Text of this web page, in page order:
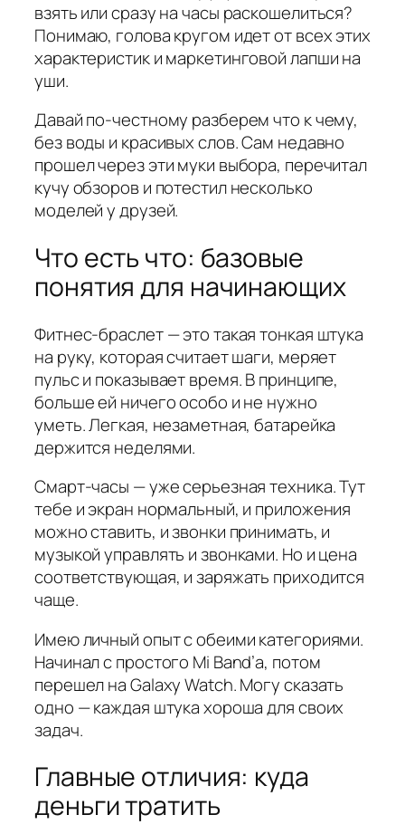
взять или сразу на часы раскошелиться?
Понимаю, голова кругом идет от всех этих
характеристик и маркетинговой лапши на
уши.
Давай по-честному разберем что к чему,
без воды и красивых слов. Сам недавно
прошел через эти муки выбора, перечитал
кучу обзоров и потестил несколько
моделей у друзей.
Что есть что: базовые
понятия для начинающих
Фитнес-браслет — это такая тонкая штука
на руку, которая считает шаги, меряет
пульс и показывает время. В принципе,
больше ей ничего особо и не нужно
уметь. Легкая, незаметная, батарейка
держится неделями.
Смарт-часы — уже серьезная техника. Тут
тебе и экран нормальный, и приложения
можно ставить, и звонки принимать, и
музыкой управлять и звонками. Но и цена
соответствующая, и заряжать приходится
чаще.
Имею личный опыт с обеими категориями.
Начинал с простого Mi Band’а, потом
перешел на Galaxy Watch. Могу сказать
одно — каждая штука хороша для своих
задач.
Главные отличия: куда
деньги тратить